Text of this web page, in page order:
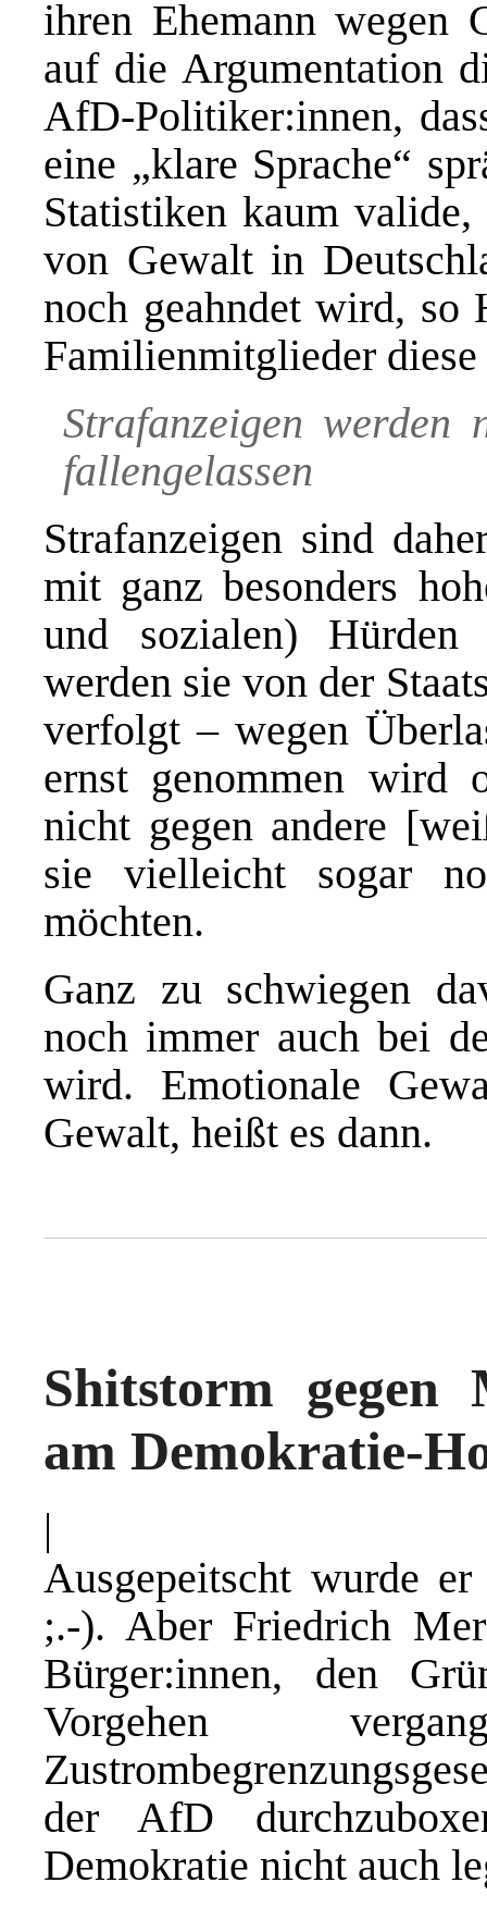
ihren Ehemann wegen
auf die Argumentation
AfD-Politiker:innen,
eine „klare Sprache“
Statistiken kaum
von Gewalt in
noch geahndet wird, so
Familienmitglieder diese
Strafanzeigen
fallengelassen
Strafanzeigen sind
mit ganz besonders
und sozialen)
werden sie von der
verfolgt – wegen
ernst genommen wird
nicht gegen andere
sie vielleicht sogar
möchten.
Ganz zu schwiegen
noch immer auch bei
wird. Emotionale
Gewalt, heißt es dann.
Shitstorm gegen
am Demokratie-
|
Ausgepeitscht wurde
;.-). Aber Friedrich
Bürger:innen, den
Vorgehen
der AfD
Demokratie nicht auch